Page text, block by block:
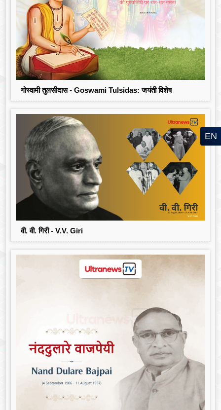
गोस्वामी तुलसीदास - Goswami Tulsidas: जयंती विशेष
वी. वी. गिरी - V.V. Giri
EN